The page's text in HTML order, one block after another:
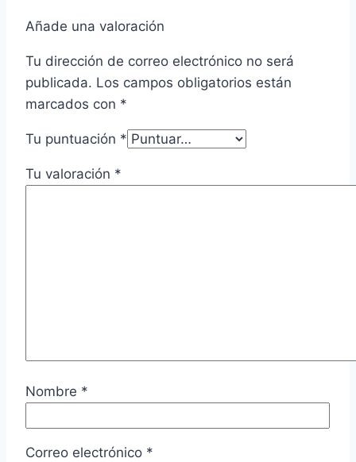
Añade una valoración
Tu dirección de correo electrónico no será
publicada. Los campos obligatorios están
marcados con *
Tu puntuación *
Tu valoración *
Nombre *
Correo electrónico *